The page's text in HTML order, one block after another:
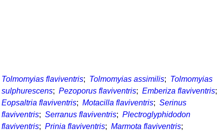
Tolmomyias flaviventris; Tolmomyias assimilis; Tolmomyias
sulphurescens; Pezoporus flaviventris; Emberiza flaviventris;
Eopsaltria flaviventris; Motacilla flaviventris; Serinus
flaviventris; Serranus flaviventris; Plectroglyphidodon
flaviventris; Prinia flaviventris; Marmota flaviventris;